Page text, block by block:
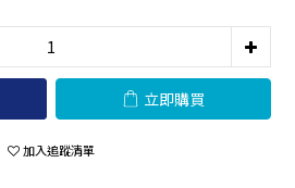
立即購買
加入追蹤清單